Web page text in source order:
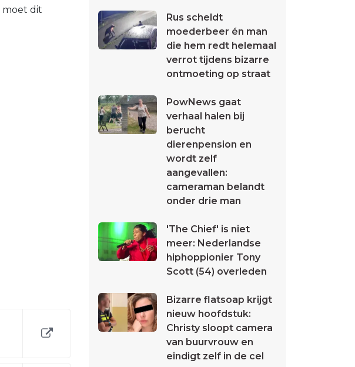
moet dit
Rus scheldt
moederbeer én man
die hem redt helemaal
verrot tijdens bizarre
ontmoeting op straat
PowNews gaat
verhaal halen bij
berucht
dierenpension en
wordt zelf
aangevallen:
cameraman belandt
onder drie man
'The Chief' is niet
meer: Nederlandse
hiphoppionier Tony
Scott (54) overleden
Bizarre flatsoap krijgt
nieuw hoofdstuk:
Christy sloopt camera
van buurvrouw en
eindigt zelf in de cel